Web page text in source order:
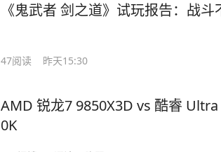
《鬼武者 剑之道》试玩报告：战
47阅读 昨天15:30
AMD 锐龙7 9850X3D vs 酷睿
0K